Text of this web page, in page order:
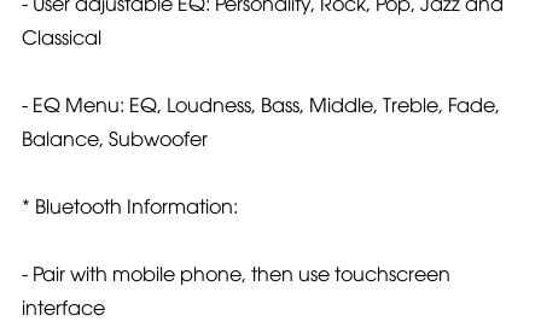
Classical
- EQ Menu: EQ, Loudness, Bass, Middle, Treble, Fade,
Balance, Subwoofer
* Bluetooth Information:
- Pair with mobile phone, then use touchscreen
interface